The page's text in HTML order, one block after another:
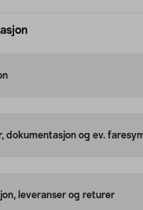
dokumentasjon og ev.
leveranser og returer